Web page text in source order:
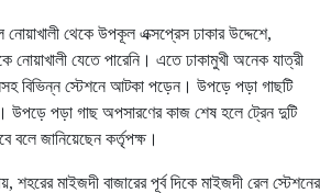
থেকে উপকূল এক্সপ্রেস ঢাকার উদ্দেশে,
নোয়াখালী যেতে পারেনি। এতে ঢাকামুখী অনেক যাত্রী
বিভিন্ন স্টেশনে আটকা পড়েন। উপড়ে পড়া গাছটি
উপড়ে পড়া গাছ অপসারণের কাজ শেষ হলে ট্রেন দুটি
বলে জানিয়েছেন কর্তৃপক্ষ।
শহরের মাইজদী বাজারের পূর্ব দিকে মাইজদী রেল স্টেশনের